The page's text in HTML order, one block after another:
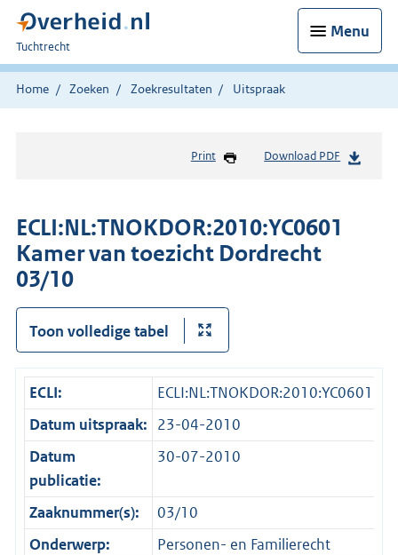
Menu
U
bent
hier:
Tuchtrecht
Home Zoeken Zoekresultaten Uitspraak
Print Download PDF
ECLI:NL:TNOKDOR:2010:YC0601
Kamer van toezicht Dordrecht
03/10
Toon volledige tabel
ECLI:
ECLI:NL:TNOKDOR:2010:YC0601
Datum uitspraak: 23-04-2010
Datum
publicatie:
30-07-2010
Zaaknummer(s):
03/10
Onderwerp:
Personen- en Familierecht